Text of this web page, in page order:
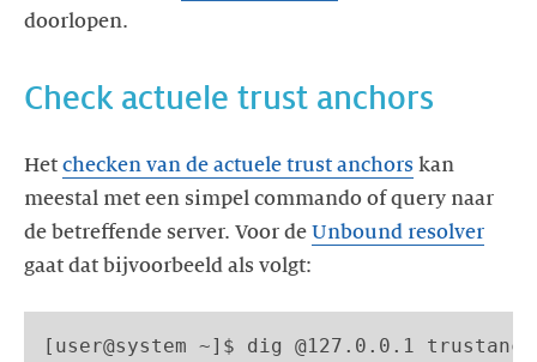
doorlopen.
Check actuele trust anchors
Het checken van de actuele trust anchors kan
meestal met een simpel commando of query naar
de betreffende server. Voor de Unbound resolver
gaat dat bijvoorbeeld als volgt:
[user@system ~]$ dig @127.0.0.1